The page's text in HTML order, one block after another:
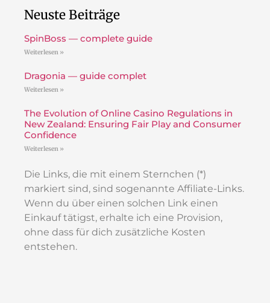
Neuste Beiträge
SpinBoss — complete guide
Weiterlesen »
Dragonia — guide complet
Weiterlesen »
The Evolution of Online Casino Regulations in
New Zealand: Ensuring Fair Play and Consumer
Confidence
Weiterlesen »
Die Links, die mit einem Sternchen (*)
markiert sind, sind sogenannte Affiliate-Links.
Wenn du über einen solchen Link einen
Einkauf tätigst, erhalte ich eine Provision,
ohne dass für dich zusätzliche Kosten
entstehen.